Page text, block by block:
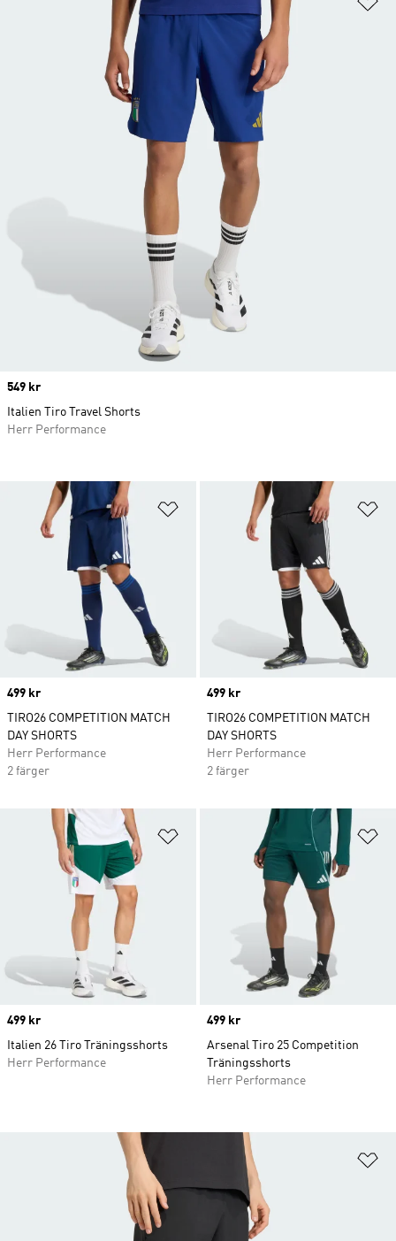
Lägg till på önskelistan
Price
499 kr
TIRO26 COMPETITION MATCH
DAY SHORTS
Herr Performance
2 färger
Price
499 kr
TIRO26 COMPETITION MATCH
DAY SHORTS
Herr Performance
2 färger
Lägg till på önskelistan
Price
499 kr
Italien 26 Tiro Träningsshorts
Herr Performance
Price
499 kr
Arsenal Tiro 25 Competition
Träningsshorts
Herr Performance
Price
549 kr
Italien Tiro Travel Shorts
Herr Performance